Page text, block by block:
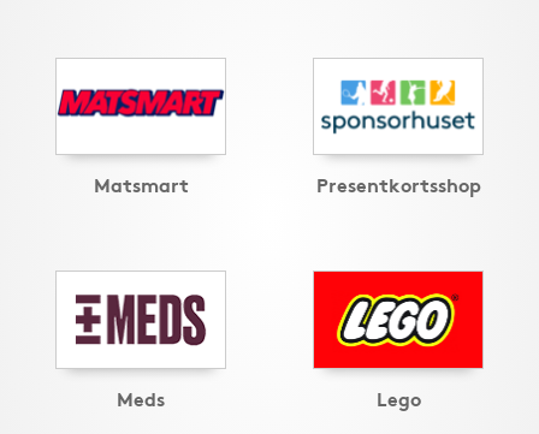
Matsmart Presentkortsshop
Meds Lego